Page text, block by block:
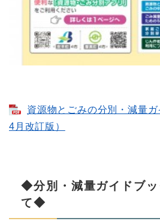
資源物とごみの分別・減量
4月改訂版）
◆分別・減量ガイドブッ
て◆